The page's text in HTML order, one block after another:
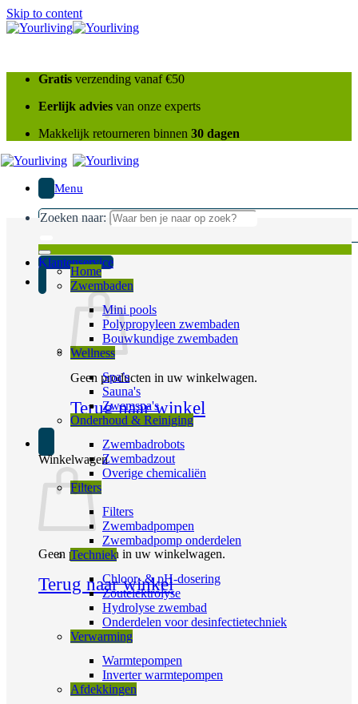
Skip to content
Gratis verzending vanaf €50
Eerlijk advies van onze experts
Makkelijk retourneren binnen 30 dagen
Menu
Zoeken naar:
Klantenservice
Geen producten in uw winkelwagen.
Terug naar winkel
Winkelwagen
Geen producten in uw winkelwagen.
Terug naar winkel
Home
Zwembaden
Mini pools
Polypropyleen zwembaden
Bouwkundige zwembaden
Wellness
Spa’s
Sauna's
Zwemspa's
Onderhoud & Reiniging
Zwembadrobots
Zwembadzout
Overige chemicaliën
Filters
Filters
Zwembadpompen
Zwembadpomp onderdelen
Techniek
Chloor- & pH-dosering
Zoutelektrolyse
Hydrolyse zwembad
Onderdelen voor desinfectietechniek
Verwarming
Warmtepompen
Inverter warmtepompen
Afdekkingen